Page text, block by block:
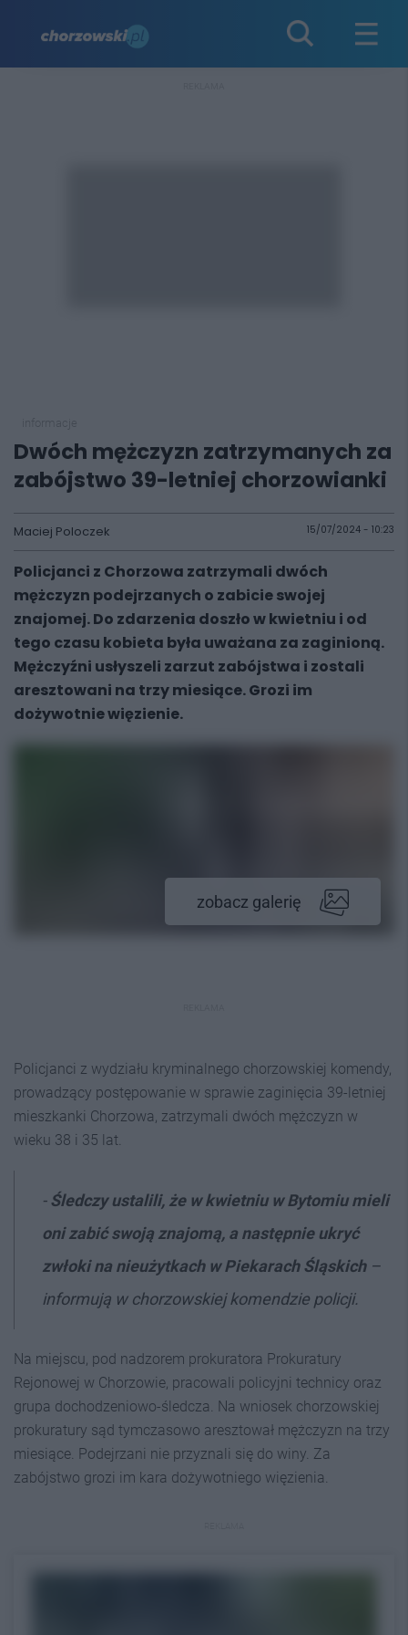
Dwóch mężczyzn zatrzymanych za
zabójstwo 39-letniej chorzowianki
Maciej Poloczek 15/07/2024 - 10:23
Policjanci z Chorzowa zatrzymali dwóch
mężczyzn podejrzanych o zabicie swojej
znajomej. Do zdarzenia doszło w kwietniu i od
tego czasu kobieta była uważana za zaginioną.
Mężczyźni usłyszeli zarzut zabójstwa i zostali
aresztowani na trzy miesiące. Grozi im
dożywotnie więzienie.
zobacz galerię
Policjanci z wydziału kryminalnego chorzowskiej komendy,
prowadzący postępowanie w sprawie zaginięcia 39-letniej
mieszkanki Chorzowa, zatrzymali dwóch mężczyzn w
wieku 38 i 35 lat.
- Śledczy ustalili, że w kwietniu w Bytomiu mieli
oni zabić swoją znajomą, a następnie ukryć
zwłoki na nieużytkach w Piekarach Śląskich–
informują w chorzowskiej komendzie policji.
Na miejscu, pod nadzorem prokuratora Prokuratury
Rejonowej w Chorzowie, pracowali policyjni technicy oraz
grupa dochodzeniowo-śledcza. Na wniosek chorzowskiej
prokuratury sąd tymczasowo aresztował mężczyzn na trzy
miesiące. Podejrzani nie przyznali się do winy. Za
zabójstwo grozi im kara dożywotniego więzienia.